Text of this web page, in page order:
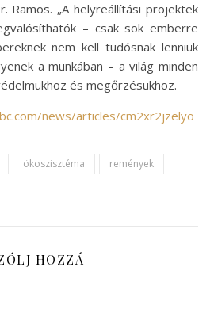
Ramos. „A helyreállítási projektek
– csak sok emberre
nem kell tudósnak lenniük
a munkában – a világ minden
és megőrzésükhöz.
news/articles/cm2xr2jzelyo
ökoszisztéma
remények
HOZZÁ